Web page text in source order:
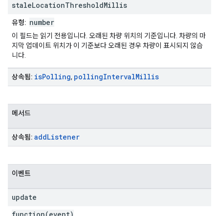
staleLocationThresholdMillis
유형: number
이 필드는 읽기 전용입니다. 오래된 차량 위치의 기준입니다. 차량의 마
지막 업데이트 위치가 이 기준보다 오래된 경우 차량이 표시되지 않습
니다.
상속됨: isPolling, pollingIntervalMillis
메서드
상속됨: addListener
이벤트
update